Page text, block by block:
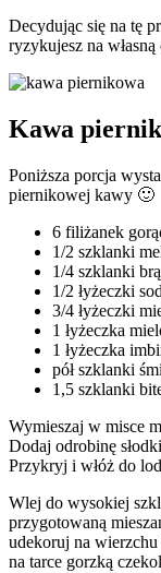
Decydując się na tę
ryzykujesz na
Kawa
Poniższa porcja
piernikowej kawy 🙂
6 filiżanek
1/2 szklanki
1/4 szklanki
1/2 łyżeczki
3/4 łyżeczki
1 łyżeczka
1 łyżeczka
pół szklanki
1,5 szklanki
Wymieszaj w misce
Dodaj odrobinę
Przykryj i włóż do
Wlej do wysokiej
przygotowaną
udekoruj na wierzchu
na tarce gorzką